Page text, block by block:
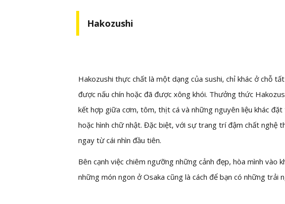
Hakozushi
Hakozushi thực chất là một dạng của sushi, chỉ khác ở chỗ
được nấu chín hoặc đã được xông khói. Thưởng thức
kết hợp giữa cơm, tôm, thịt cá và những nguyên liệu khác
hoặc hình chữ nhật. Đặc biệt, với sự trang trí đậm chất nghệ
ngay từ cái nhìn đầu tiên.
Bên cạnh việc chiêm ngưỡng những cảnh đẹp, hòa mình
những món ngon ở Osaka cũng là cách để bạn có những trải